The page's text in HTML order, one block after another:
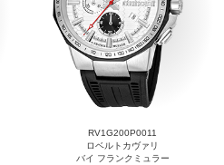
RV1G200P0011
ロベルトカヴァリ
バイ フランクミュラー